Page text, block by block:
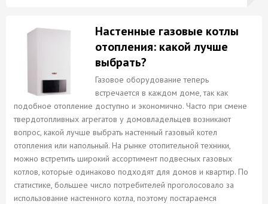
Настенные газовые котлы
отопления: какой лучше
выбрать?
Газовое оборудование теперь
встречается в каждом доме, так как
подобное отопление доступно и экономично. Часто при смене
твердотопливных агрегатов у домовладельцев возникают
вопрос, какой лучше выбрать настенный газовый котел
отопления или напольный. На рынке отопительной техники,
можно встретить широкий ассортимент подвесных газовых
котлов, которые одинаково подходят для домов и квартир. По
статистике, большее число потребителей проголосовало за
использование настенного котла, поэтому постараемся